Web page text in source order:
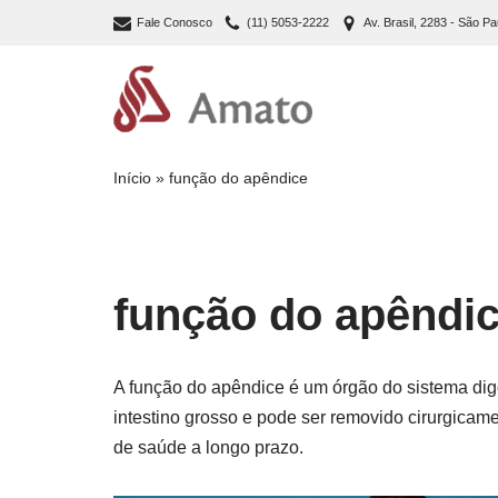
Fale Conosco (11) 5053-2222 Av. Brasil, 2283 - São
Início » função do apêndice
função do
A função do apêndice é um órgão do sistema
intestino grosso e pode ser removido
de saúde a longo prazo.